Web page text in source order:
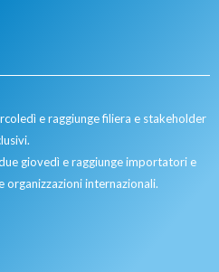
e raggiunge filiera e stakeholder
giovedì e raggiunge importatori e
internazionali.